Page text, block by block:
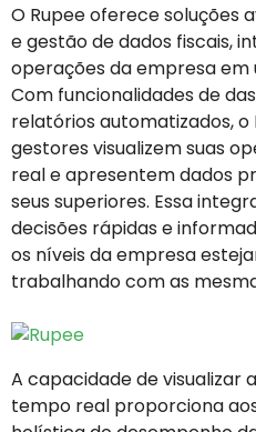
O Rupee oferece soluções
e gestão de dados fiscais,
operações da empresa
Com funcionalidades de
relatórios automatizados, o
gestores visualizem suas
real e apresentem dados
seus superiores. Essa
decisões rápidas e
os níveis da empresa
trabalhando com as
A capacidade de visualizar
tempo real proporciona